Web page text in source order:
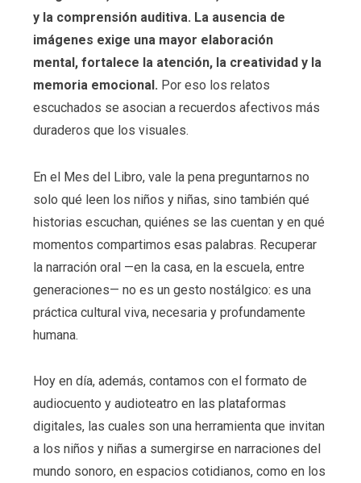
y la comprensión auditiva. La ausencia de
imágenes exige una mayor elaboración
mental, fortalece la atención, la creatividad y la
memoria emocional. Por eso los relatos
escuchados se asocian a recuerdos afectivos más
duraderos que los visuales.
En el Mes del Libro, vale la pena preguntarnos no
solo qué leen los niños y niñas, sino también qué
historias escuchan, quiénes se las cuentan y en qué
momentos compartimos esas palabras. Recuperar
la narración oral —en la casa, en la escuela, entre
generaciones— no es un gesto nostálgico: es una
práctica cultural viva, necesaria y profundamente
humana.
Hoy en día, además, contamos con el formato de
audiocuento y audioteatro en las plataformas
digitales, las cuales son una herramienta que invitan
a los niños y niñas a sumergirse en narraciones del
mundo sonoro, en espacios cotidianos, como en los